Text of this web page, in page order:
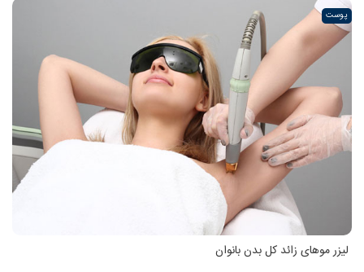
پوست
لیزر موهای زائد کل بدن بانوان